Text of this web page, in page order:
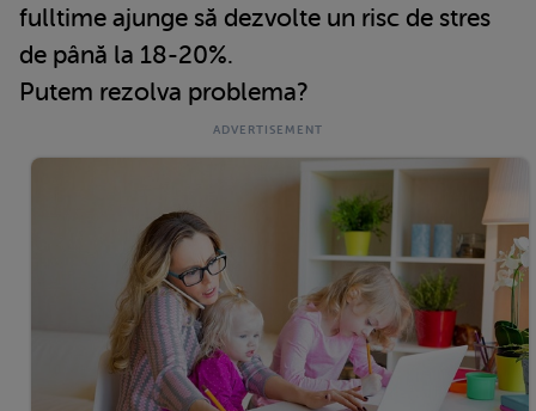
fulltime ajunge să dezvolte un risc de stres
de până la 18-20%.
Putem rezolva problema?